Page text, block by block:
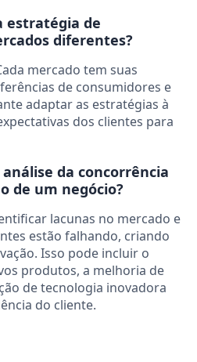
estratégia de
diferentes?
mercado tem suas
de consumidores e
adaptar as estratégias à
dos clientes para
da concorrência
de um negócio?
lacunas no mercado e
estão falhando, criando
Isso pode incluir o
produtos, a melhoria de
de tecnologia inovadora
do cliente.